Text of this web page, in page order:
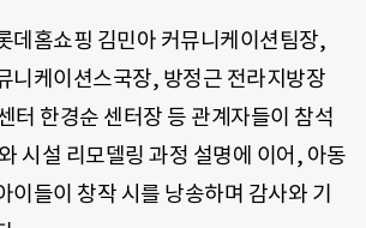
데홈쇼핑 김민아 커뮤니케이션팀장,
니케이션스국장, 방정근 전라지방장
터 한경순 센터장 등 관계자들이 참석
시설 리모델링 과정 설명에 이어, 아동
이들이 창작 시를 낭송하며 감사와 기